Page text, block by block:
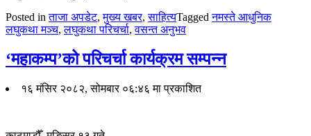
Posted inताजा अपडेट,मुख्य खबर,साहित्यTaggedनमस्ते आधुनिक
लघुकथा मञ्च,लघुकथा परिचर्चा,वसन्त अनुभव
‘महाकम्प’को परिचर्चा कार्यक्रम सम्पन्न
१६ मंसिर २०८२, सोमबार ०६:४६ मा प्रकाशित